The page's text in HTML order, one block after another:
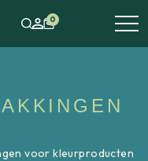
0
voor kleurproducten